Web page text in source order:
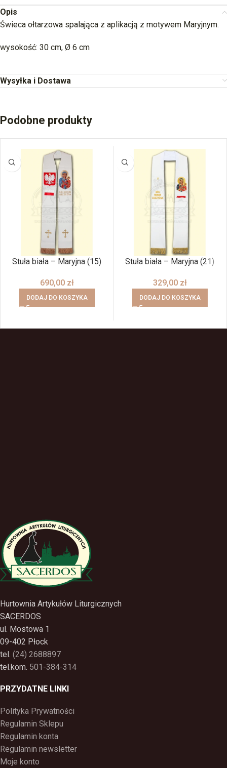
Opis
Świeca ołtarzowa spalająca z aplikacją z motywem Maryjnym.
wysokość: 30 cm, Ø 6 cm
Wysyłka i Dostawa
Podobne produkty
Stuła biała – Maryjna (15)
690,00 zł
DODAJ DO KOSZYKA
Stuła biała – Maryjna (21)
329,00 zł
DODAJ DO KOSZYKA
Hurtownia Artykułów Liturgicznych
SACERDOS
ul. Mostowa 1
09-402 Płock
tel. (24) 2688897
tel.kom. 501-384-314
PRZYDATNE LINKI
Polityka Prywatności
Regulamin Sklepu
Regulamin konta
Regulamin newsletter
Moje konto